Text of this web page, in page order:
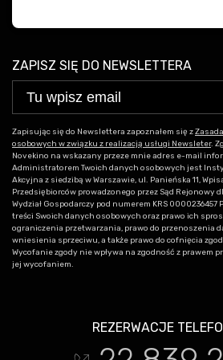
ZAPISZ SIĘ DO NEWSLETTERA
Zapisując się do Newslettera zapoznałem się z
osobowych w związku z realizacją usługi Newsleter.
Novekino na wskazany przeze mnie adres e-mail
Administratorem Twoich danych osobowych jest
Akcyjna z siedzibą w Warszawie, ul. Panieńska 11,
Przedsiębiorców prowadzonego przez Sąd Rejonowy
Wydział Gospodarczy pod numerem KRS
treści Swoich danych osobowych oraz prawo ich
ograniczenia przetwarzania, prawo do przenoszenia
wniesienia sprzeciwu, a także prawo do cofnięcia
Wycofanie zgody nie wpływa na zgodność z prawem
jej wycofaniem.
REZERWACJE